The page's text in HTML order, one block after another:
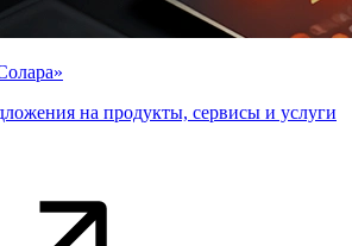
на продукты, сервисы и услуги